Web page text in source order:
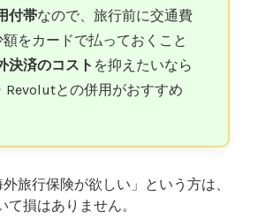
付帯なので、旅行前に交通費
額をカードで払っておくこと
決済のコスト を抑えたいなら
Revolutとの併用がおすすめ
外旅行保険が欲しい」という方は、
て損はありません。